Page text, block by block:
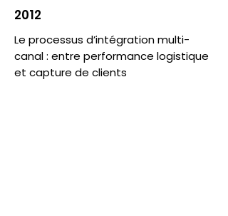
2012
Le processus d’intégration multi-
canal : entre performance logistique
et capture de clients